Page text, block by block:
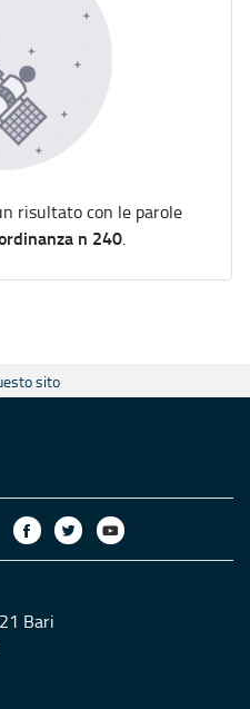
risultato con le parole
n 240.
sito
Bari